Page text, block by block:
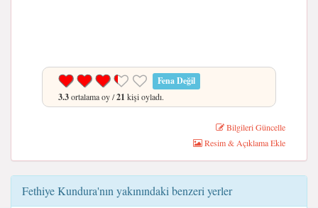
Fena Değil
3.3ortalama oy /21 kişi oyladı.
Bilgileri Güncelle
Resim & Açıklama Ekle
Fethiye Kundura'nın yakınındaki benzeri yerler